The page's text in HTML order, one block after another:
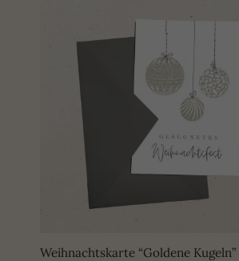
Weihnachtskarte “Goldene Kugeln”